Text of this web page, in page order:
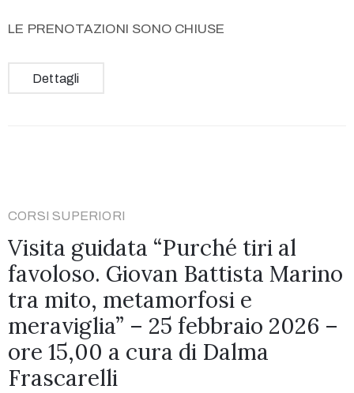
LE PRENOTAZIONI SONO CHIUSE
Dettagli
CORSI SUPERIORI
Visita guidata “Purché tiri al
favoloso. Giovan Battista Marino
tra mito, metamorfosi e
meraviglia” – 25 febbraio 2026 –
ore 15,00 a cura di Dalma
Frascarelli